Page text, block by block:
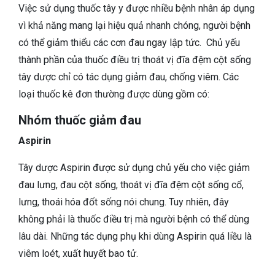
Việc sử dụng thuốc tây y được nhiều bệnh nhân áp dụng
vì khả năng mang lại hiệu quả nhanh chóng, người bệnh
có thể giảm thiểu các cơn đau ngay lập tức. Chủ yếu
thành phần của thuốc điều trị thoát vị đĩa đệm cột sống
tây dược chỉ có tác dụng giảm đau, chống viêm. Các
loại thuốc kê đơn thường được dùng gồm có:
Nhóm thuốc giảm đau
Aspirin
Tây dược Aspirin được sử dụng chủ yếu cho việc giảm
đau lưng, đau cột sống, thoát vị đĩa đệm cột sống cổ,
lưng, thoái hóa đốt sống nói chung. Tuy nhiên, đây
không phải là thuốc điều trị mà người bệnh có thể dùng
lâu dài. Những tác dụng phụ khi dùng Aspirin quá liều là
viêm loét, xuất huyết bao tử.